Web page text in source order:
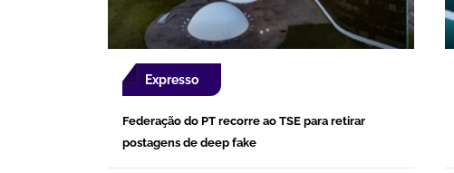
Expresso
Federação do PT recorre ao TSE para retirar
postagens de deep fake